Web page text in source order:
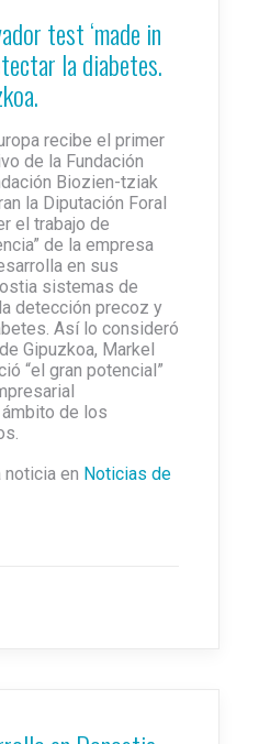
test ‘made in
la diabetes.
recibe el primer
de la Fundación
Biozien-tziak
la Diputación Foral
el trabajo de
de la empresa
en sus
sistemas de
detección precoz y
Así lo consideró
Gipuzkoa, Markel
“el gran potencial”
de los
en Noticias de